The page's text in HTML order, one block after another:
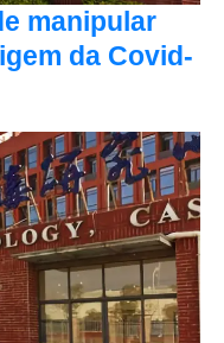
manipular
da Covid-